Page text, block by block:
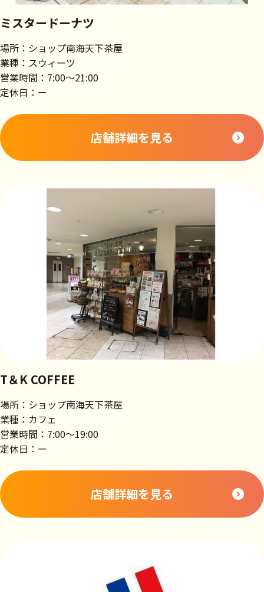
ミスタードーナツ
場所：ショップ南海天下茶屋
業種：スウィーツ
営業時間：7:00～21:00
定休日：ー
店舗詳細を見る
T＆K COFFEE
場所：ショップ南海天下茶屋
業種：カフェ
営業時間：7:00～19:00
定休日：ー
店舗詳細を見る